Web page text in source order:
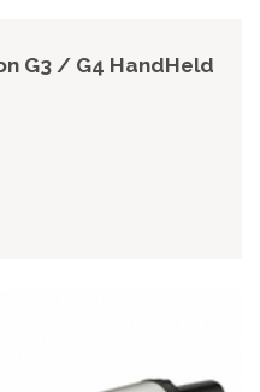
G3 / G4 HandHeld